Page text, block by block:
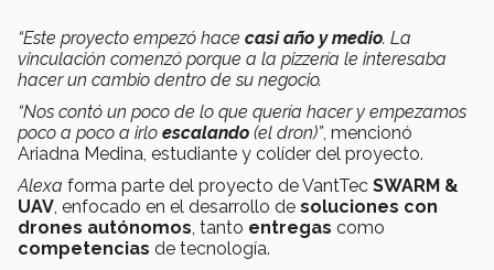
“Este proyecto empezó hace casi año y medio. La
vinculación comenzó porque a la pizzería le interesaba
hacer un cambio dentro de su negocio.
“Nos contó un poco de lo que quería hacer y empezamos
poco a poco a irlo escalando (el dron)”, mencionó
Ariadna Medina, estudiante y colíder del proyecto.
Alexa forma parte del proyecto de VantTec SWARM &
UAV , enfocado en el desarrollo de soluciones con
drones autónomos , tanto entregas como
competencias de tecnología.